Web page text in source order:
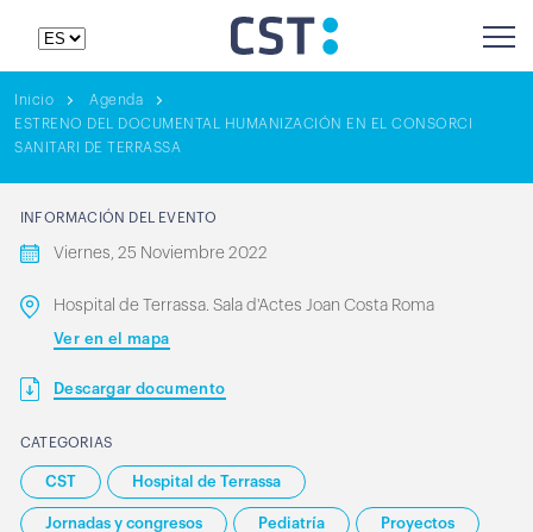
Inicio
Agenda
ESTRENO DEL DOCUMENTAL HUMANIZACIÓN EN EL CONSORCI
SANITARI DE TERRASSA
INFORMACIÓN DEL EVENTO
Viernes, 25 Noviembre 2022
Hospital de Terrassa. Sala d'Actes Joan Costa Roma
Ver en el mapa
Descargar documento
CATEGORIAS
CST Hospital de Terrassa
Jornadas y congresos Pediatría Proyectos